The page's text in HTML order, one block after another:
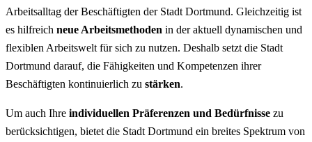
Arbeitsalltag der Beschäftigten der Stadt Dortmund. Gleichzeitig ist
es hilfreich neue Arbeitsmethoden in der aktuell dynamischen und
flexiblen Arbeitswelt für sich zu nutzen. Deshalb setzt die Stadt
Dortmund darauf, die Fähigkeiten und Kompetenzen ihrer
Beschäftigten kontinuierlich zu stärken.
Um auch Ihre individuellen Präferenzen und Bedürfnisse zu
berücksichtigen, bietet die Stadt Dortmund ein breites Spektrum von